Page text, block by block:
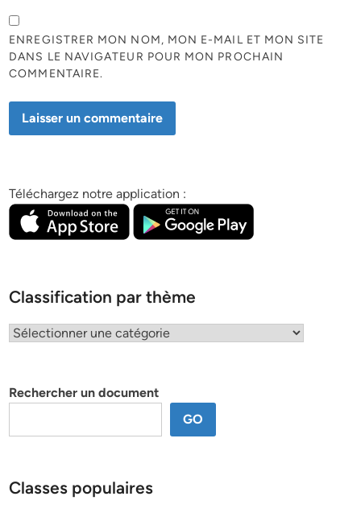
ENREGISTRER MON NOM, MON E-MAIL ET MON SITE
DANS LE NAVIGATEUR POUR MON PROCHAIN
COMMENTAIRE.
Téléchargez notre application :
Classification par thème
Classification
Rechercher un document
GO
Classes populaires